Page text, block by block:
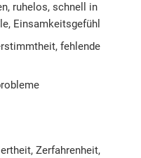
ruhelos, schnell in
Einsamkeitsgefühl
fehlende
Zerfahrenheit,